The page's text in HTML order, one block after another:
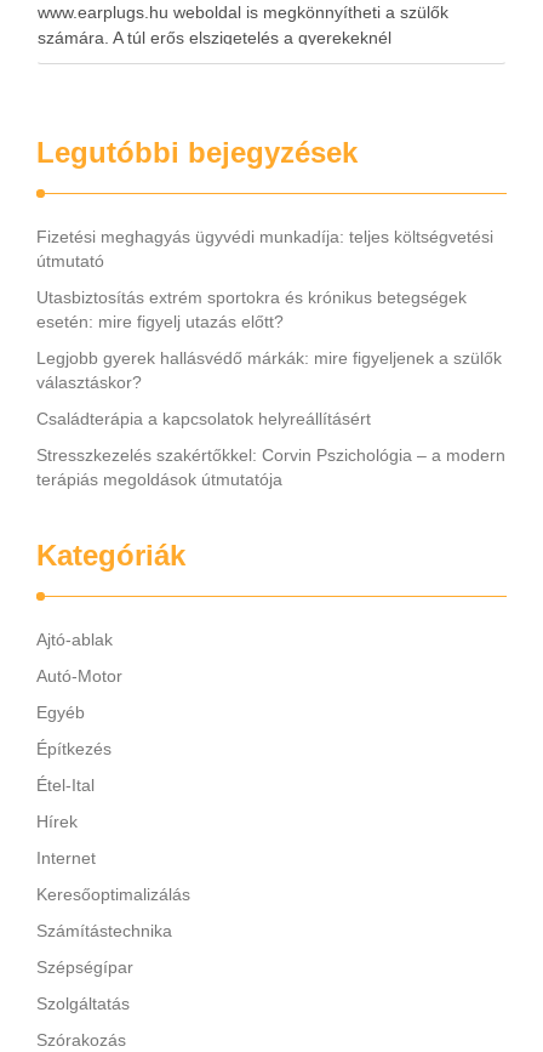
www.earplugs.hu weboldal is megkönnyítheti a szülők
számára. A túl erős elszigetelés a gyerekeknél
kényelmetlenséget, félelmet vagy dezorientáltságot is
Legutóbbi bejegyzések
Fizetési meghagyás ügyvédi munkadíja: teljes költségvetési
útmutató
Utasbiztosítás extrém sportokra és krónikus betegségek
esetén: mire figyelj utazás előtt?
Legjobb gyerek hallásvédő márkák: mire figyeljenek a szülők
választáskor?
Családterápia a kapcsolatok helyreállításért
Stresszkezelés szakértőkkel: Corvin Pszichológia – a modern
terápiás megoldások útmutatója
Kategóriák
Ajtó-ablak
Autó-Motor
Egyéb
Építkezés
Étel-Ital
Hírek
Internet
Keresőoptimalizálás
Számítástechnika
Szépségípar
Szolgáltatás
Szórakozás